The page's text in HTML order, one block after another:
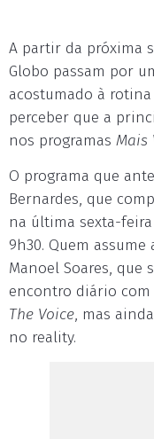
A partir da próxima
Globo passam por
acostumado à
perceber que a
nos programas Mais
O programa que
Bernardes, que
na última sexta-
9h30. Quem
Manoel Soares, que
encontro diário com
The Voice, mas
no reality.